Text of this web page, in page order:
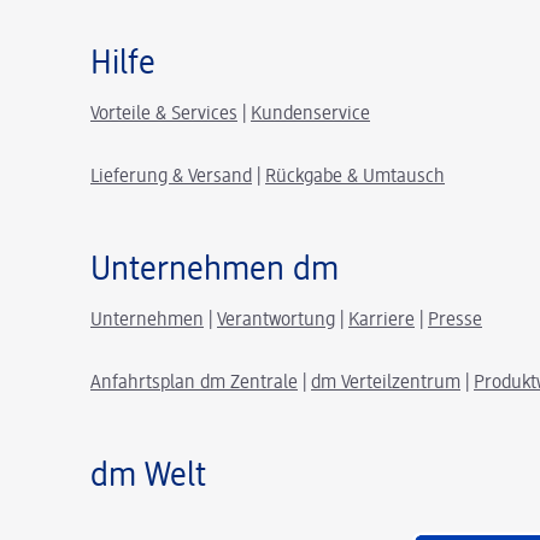
Hilfe
Vorteile & Services Kundenservice
Lieferung & Versand Rückgabe & Umtausch
Unternehmen dm
Unternehmen Verantwortung Karriere Presse
Anfahrtsplan dm Zentrale dm Verteilzentrum
dm Welt